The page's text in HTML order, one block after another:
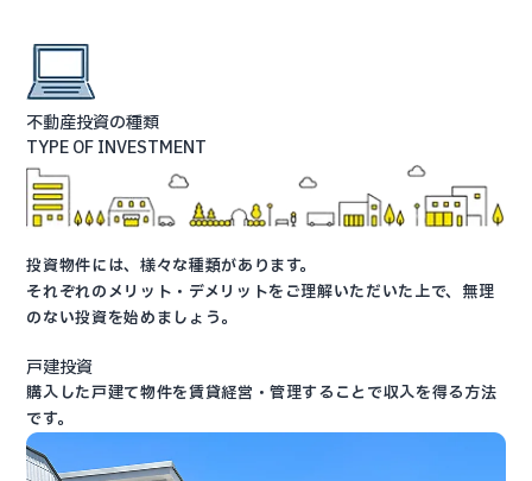
不動産投資の種類
TYPE OF INVESTMENT
投資物件には、様々な種類があります。
それぞれのメリット・デメリットをご理解いただいた上で、無理
のない投資を始めましょう。
戸建投資
購入した戸建て物件を賃貸経営・管理することで収入を得る方法
です。